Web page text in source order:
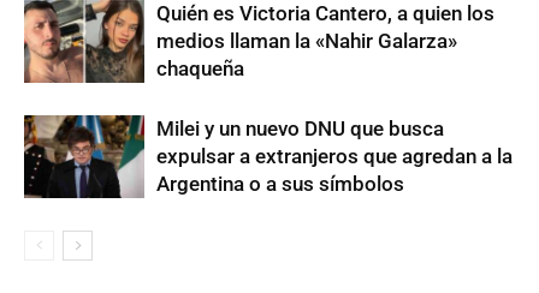
Quién es Victoria Cantero, a quien los
medios llaman la «Nahir Galarza»
chaqueña
Milei y un nuevo DNU que busca
expulsar a extranjeros que agredan a la
Argentina o a sus símbolos